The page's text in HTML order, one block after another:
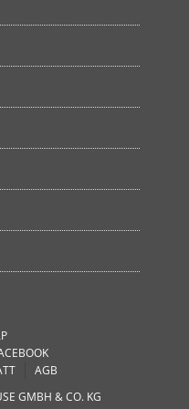
AGB
GMBH & CO. KG